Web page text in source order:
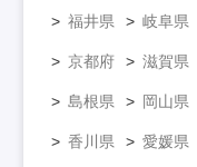
福井県 岐阜県
京都府 滋賀県
島根県 岡山県
香川県 愛媛県